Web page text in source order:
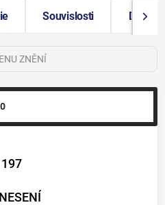
Souvislosti Další
ZNĚNÍ
197